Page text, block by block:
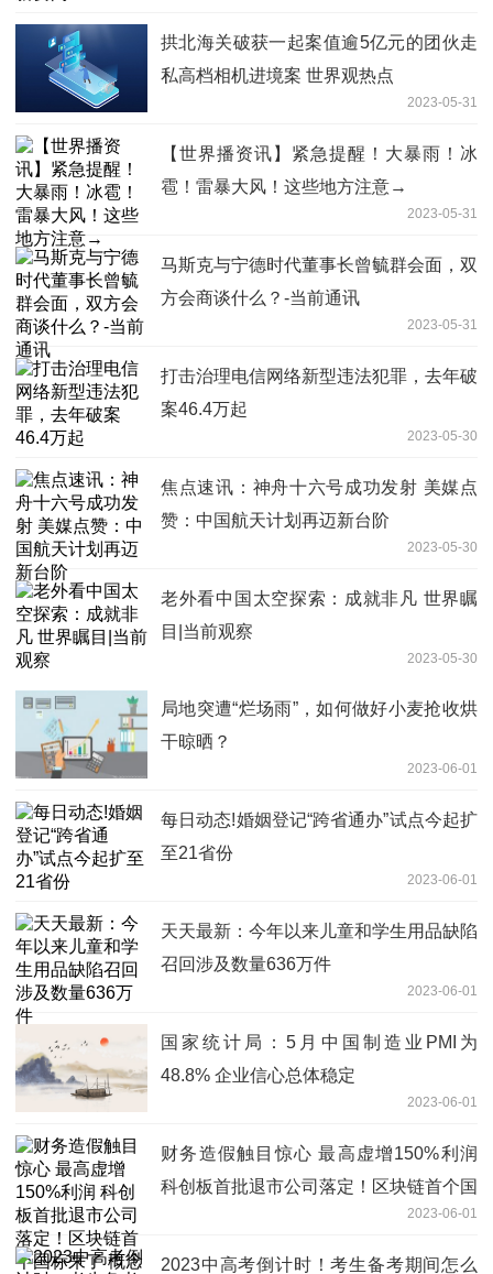
拱北海关破获一起案值逾5亿元的团伙走
私高档相机进境案 世界观热点
2023-05-31
【世界播资讯】紧急提醒！大暴雨！冰
雹！雷暴大风！这些地方注意→
2023-05-31
马斯克与宁德时代董事长曾毓群会面，双
方会商谈什么？-当前通讯
2023-05-31
打击治理电信网络新型违法犯罪，去年破
案46.4万起
2023-05-30
焦点速讯：神舟十六号成功发射 美媒点
赞：中国航天计划再迈新台阶
2023-05-30
老外看中国太空探索：成就非凡 世界瞩
目|当前观察
2023-05-30
局地突遭“烂场雨”，如何做好小麦抢收烘
干晾晒？
2023-06-01
每日动态!婚姻登记“跨省通办”试点今起扩
至21省份
2023-06-01
天天最新：今年以来儿童和学生用品缺陷
召回涉及数量636万件
2023-06-01
国家统计局：5月中国制造业PMI为
48.8% 企业信心总体稳定
2023-06-01
财务造假触目惊心 最高虚增150%利润
科创板首批退市公司落定！区块链首个国
标来了 概念股名单出炉|每日短讯2023-06-01
2023中高考倒计时！考生备考期间怎么